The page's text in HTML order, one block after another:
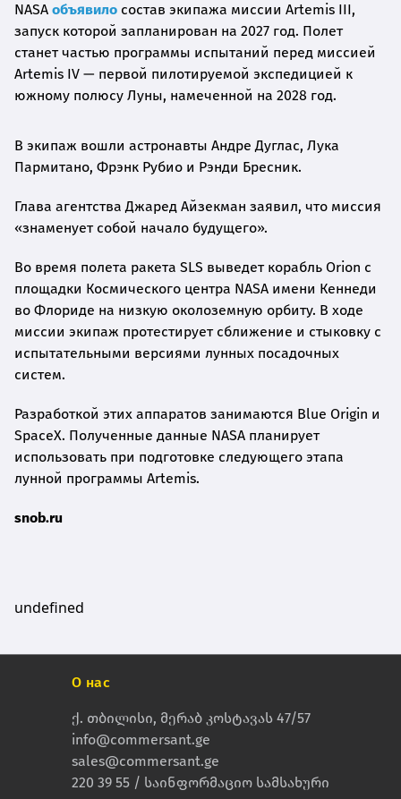
NASA объявило состав экипажа миссии Artemis III,
запуск которой запланирован на 2027 год. Полет
станет частью программы испытаний перед миссией
Artemis IV — первой пилотируемой экспедицией к
южному полюсу Луны, намеченной на 2028 год.
В экипаж вошли астронавты Андре Дуглас, Лука
Пармитано, Фрэнк Рубио и Рэнди Бресник.
Глава агентства Джаред Айзекман заявил, что миссия
«знаменует собой начало будущего».
Во время полета ракета SLS выведет корабль Orion с
площадки Космического центра NASA имени Кеннеди
во Флориде на низкую околоземную орбиту. В ходе
миссии экипаж протестирует сближение и стыковку с
испытательными версиями лунных посадочных
систем.
Разработкой этих аппаратов занимаются Blue Origin и
SpaceX. Полученные данные NASA планирует
использовать при подготовке следующего этапа
лунной программы Artemis.
snob.ru
undefined
О нас
ქ. თბილისი, მერაბ კოსტავას 47/57
info@commersant.ge
sales@commersant.ge
220 39 55 / საინფორმაციო სამსახური